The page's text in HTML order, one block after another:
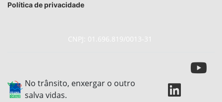
Política de privacidade
CNPJ: 01.696.819/0013-31
No trânsito, enxergar o outro
salva vidas.